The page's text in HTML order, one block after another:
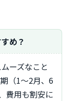
め？
（1～2月、6
費用も割安に